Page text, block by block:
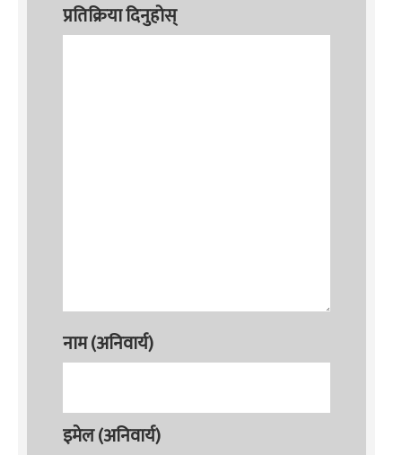
प्रतिक्रिया दिनुहोस्
नाम (अनिवार्य)
इमेल (अनिवार्य)